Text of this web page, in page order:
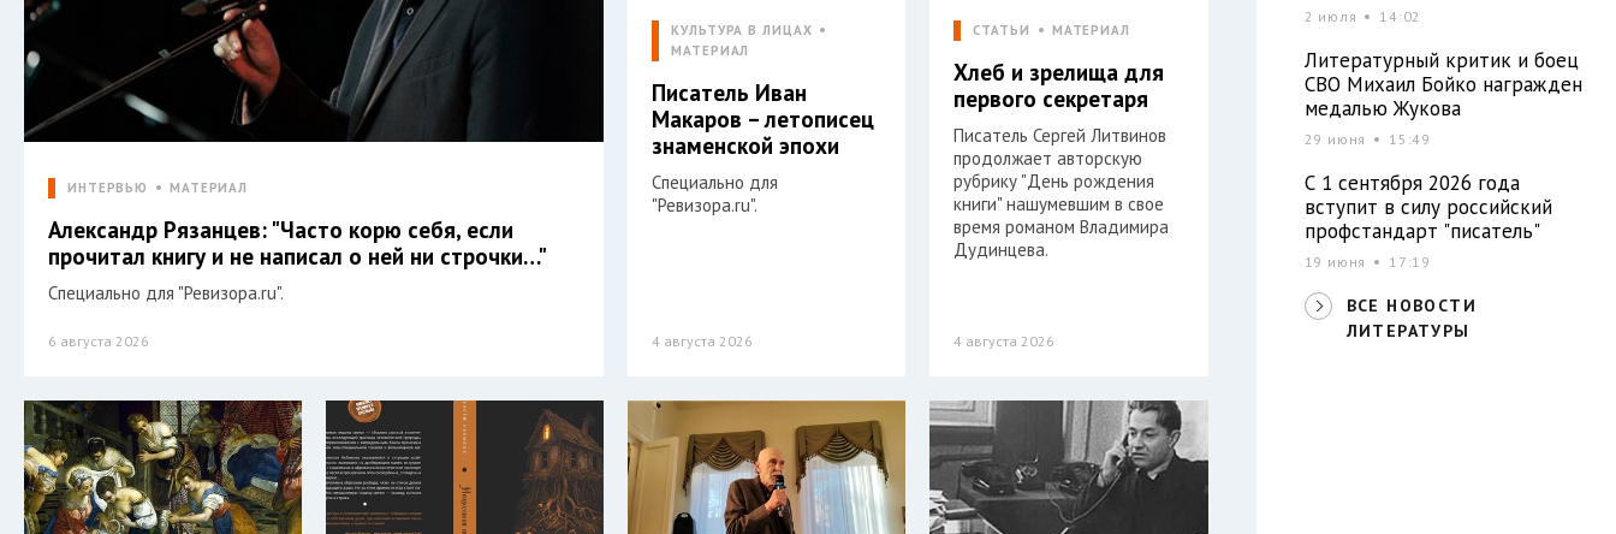
ИНТЕРВЬЮ МАТЕРИАЛ
Александр Рязанцев: "Часто корю себя, если
прочитал книгу и не написал о ней ни строчки…"
Специально для "Ревизора.ru".
6 августа 2026
КУЛЬТУРА В ЛИЦАХ
МАТЕРИАЛ
Писатель Иван
Макаров – летописец
знаменской эпохи
Специально для
"Ревизора.ru".
4 августа 2026
СТАТЬИ МАТЕРИАЛ
Хлеб и зрелища для
первого секретаря
Писатель Сергей Литвинов
продолжает авторскую
рубрику "День рождения
книги" нашумевшим в свое
время романом Владимира
Дудинцева.
4 августа 2026
2 июля 14:02
Литературный критик и боец
СВО Михаил Бойко награжден
медалью Жукова
29 июня 15:49
С 1 сентября 2026 года
вступит в силу российский
профстандарт "писатель"
19 июня 17:19
ВСЕ НОВОСТИ
ЛИТЕРАТУРЫ